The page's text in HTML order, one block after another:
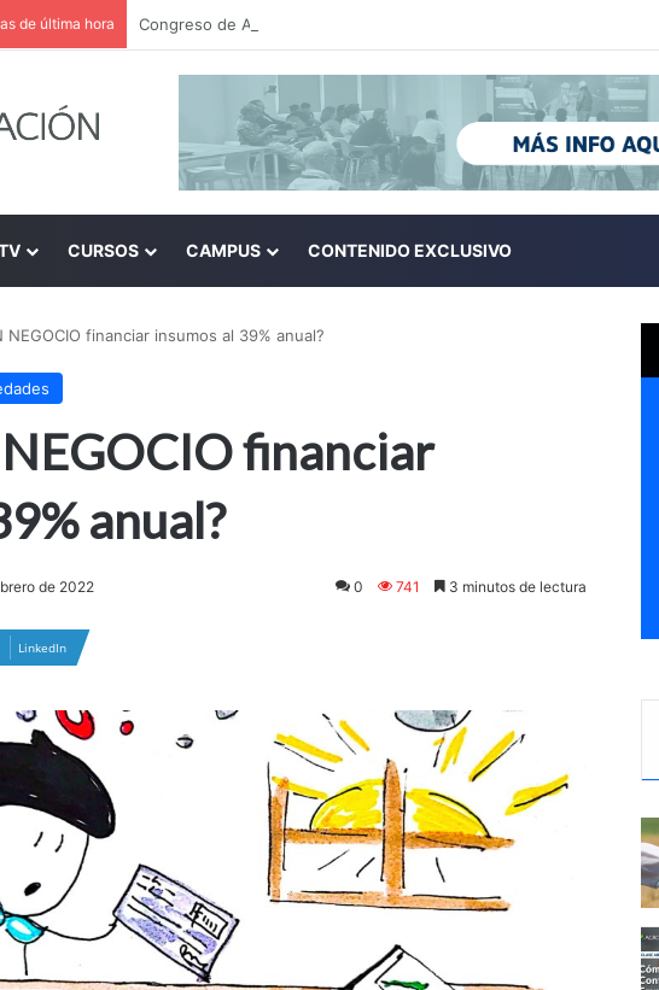
de última hora
CURSOS CAMPUS CONTENIDO EXCLUSIVO
NEGOCIO financiar insumos al 39% anual?
financiar
anual?
de 2022 0 741 3 minutos de lectura
LinkedIn